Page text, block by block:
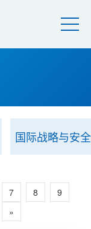
国际战略与安
7 8
9
»